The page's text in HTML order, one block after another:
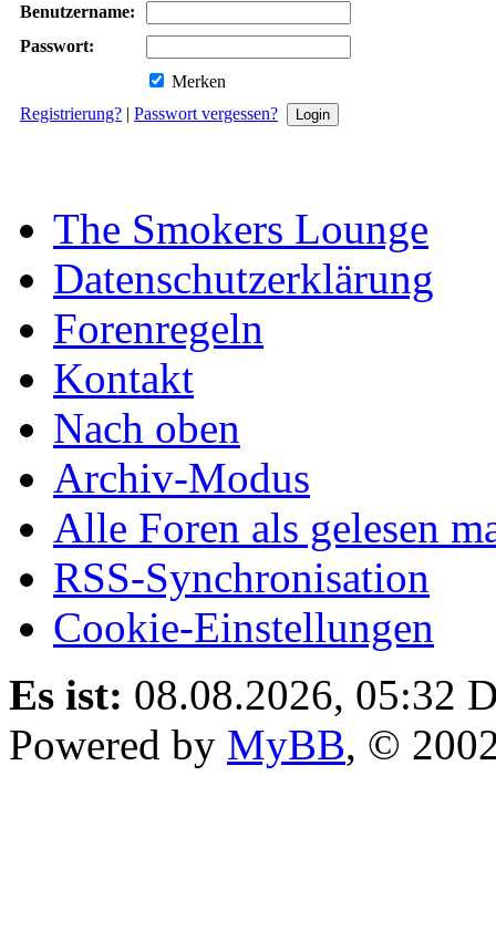
Benutzername:
Passwort:
Merken
Registrierung? | Passwort vergessen?
The Smokers Lounge
Datenschutzerklärung
Forenregeln
Kontakt
Nach oben
Archiv-Modus
Alle Foren als gelesen
RSS-Synchronisation
Cookie-Einstellungen
Es ist: 08.08.2026, 05:32
Powered by MyBB, ©